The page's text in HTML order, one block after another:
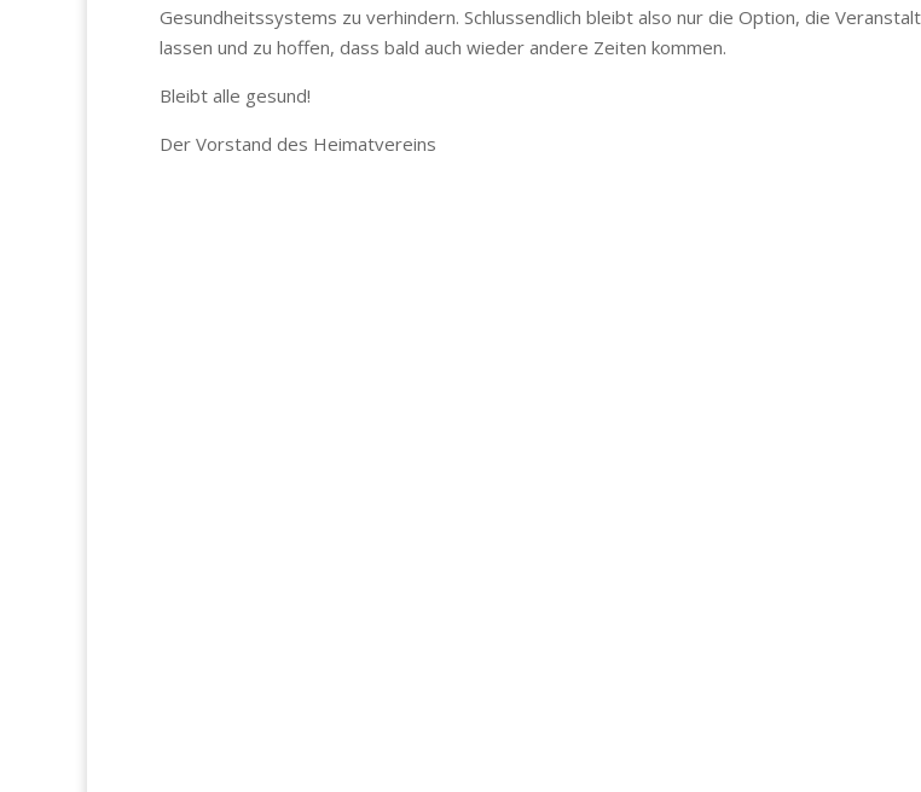
Gesundheitssystems zu verhindern. Schlussendlich bleibt also nur die Option, die
lassen und zu hoffen, dass bald auch wieder andere Zeiten kommen.
Bleibt alle gesund!
Der Vorstand des Heimatvereins